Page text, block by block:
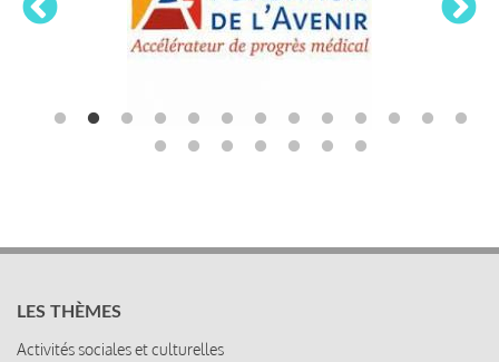
LES THÈMES
Activités sociales et culturelles